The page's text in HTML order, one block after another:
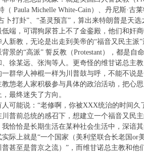
（ Paula Michelle White-Cain）、丹尼斯·古
卜打卦”、“圣灵预言”，算出来特朗普是天
端，可谓狗尿苔上不了金銮殿，他们和奸
新教，无论是出走到美帝的“福音又民主
景的“高派” 誓反教（Protestant），都是
徐某远、张洵等人。更奇怪的维甘诺总主
群华人神棍一样为川普鼓与呼，不能不说是
怹老人家积极参与具体的政治活动，把心
最终迷失了方向。
人可能说：“老修啊，你被XXX统治的时间
川普前总统的感召下，想建立一个福音又民
我恰恰是长期生活在某种社会生活中，深谙
际上就是“一个国家（美利坚联合长老国or
甚至是普京之流）”，而维甘诺总主教和他